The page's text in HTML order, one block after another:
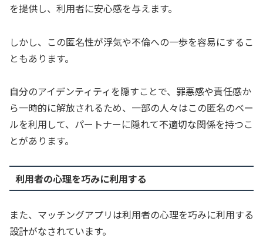
を提供し、利用者に安心感を与えます。
しかし、この匿名性が浮気や不倫への一歩を容易にするこ
ともあります。
自分のアイデンティティを隠すことで、罪悪感や責任感か
ら一時的に解放されるため、一部の人々はこの匿名のベー
ルを利用して、パートナーに隠れて不適切な関係を持つこ
とがあります。
利用者の心理を巧みに利用する
また、マッチングアプリは利用者の心理を巧みに利用する
設計がなされています。